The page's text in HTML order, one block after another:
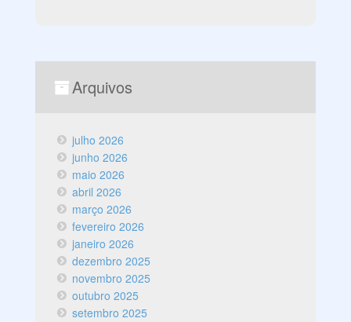
Arquivos
julho 2026
junho 2026
maio 2026
abril 2026
março 2026
fevereiro 2026
janeiro 2026
dezembro 2025
novembro 2025
outubro 2025
setembro 2025